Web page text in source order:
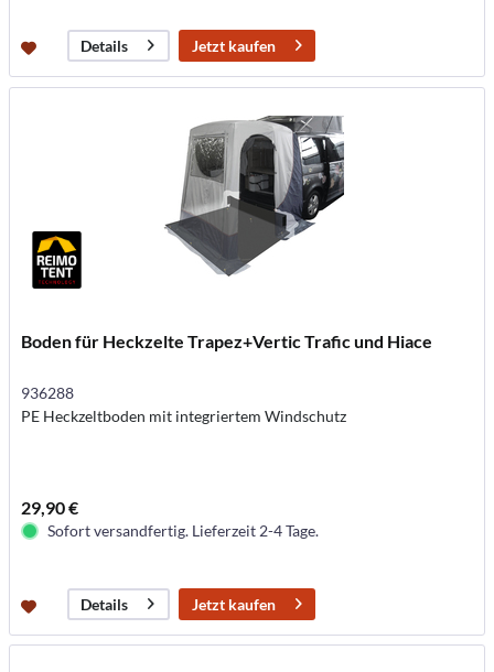
Details Jetzt kaufen
Boden für Heckzelte Trapez+Vertic Trafic und Hiace
936288
PE Heckzeltboden mit integriertem Windschutz
29,90 €
Sofort versandfertig. Lieferzeit 2-4 Tage.
Details Jetzt kaufen